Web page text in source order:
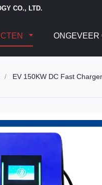
CO., LTD.
ONGEVEER
/ EV 150KW DC Fast